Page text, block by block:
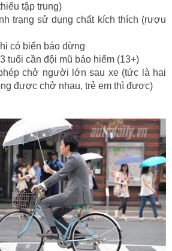
tập trung)
trạng sử dụng chất kích thích (rượu
có biển báo dừng
tuổi cần đội mũ bảo hiểm (13+)
chở người lớn sau xe (tức là hai
được chở nhau, trẻ em thì được)